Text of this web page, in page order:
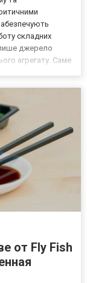
складних
лише джерело
агрегату. Саме
от Fly Fish